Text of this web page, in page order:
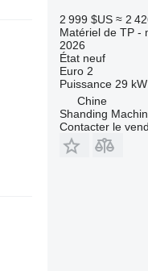
2 999 $US ≈ 2
Matériel de TP -
2026
Étatneuf
Euro 2
Puissance 29
Chine
Shanding
Contacter le